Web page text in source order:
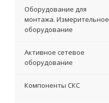
Оборудование для
монтажа. Измерительное
оборудование
Активное сетевое
оборудование
Компоненты СКС